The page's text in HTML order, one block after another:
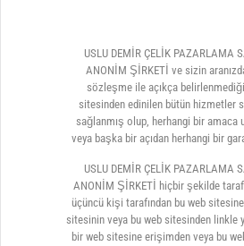
USLU DEMİR ÇELİK PAZARLAMA
ANONİM ŞİRKETİ ve sizin
sözleşme ile açıkça
sitesinden edinilen bütün hizmetler
sağlanmış olup, herhangi bir amaca
veya başka bir açıdan herhangi bir
USLU DEMİR ÇELİK PAZARLAMA
ANONİM ŞİRKETİ hiçbir şekilde
üçüncü kişi tarafından bu web
sitesinin veya bu web sitesinden linkle
bir web sitesine erişimden veya bu